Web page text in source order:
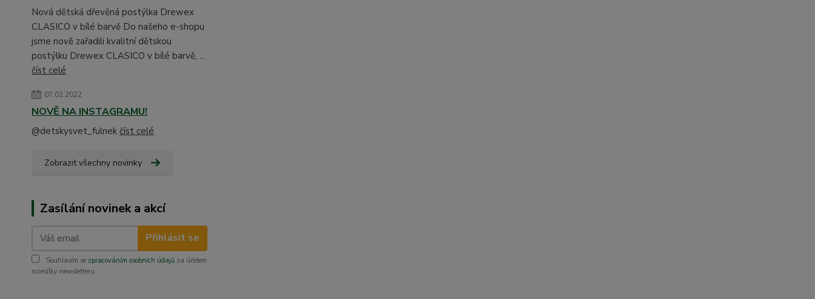
Nová dětská dřevěná postýlka Drewex
CLASICO v bílé barvě Do našeho e-shopu
jsme nově zařadili kvalitní dětskou
postýlku Drewex CLASICO v bílé barvě, ...
číst celé
07.02.2022
NOVĚ NA INSTAGRAMU!
@detskysvet_fulnek číst celé
Zobrazit všechny novinky
Zasílání novinek a akcí
Přihlásit se
Souhlasím se zpracováním osobních údajů za účelem
rozesílky newsletteru.